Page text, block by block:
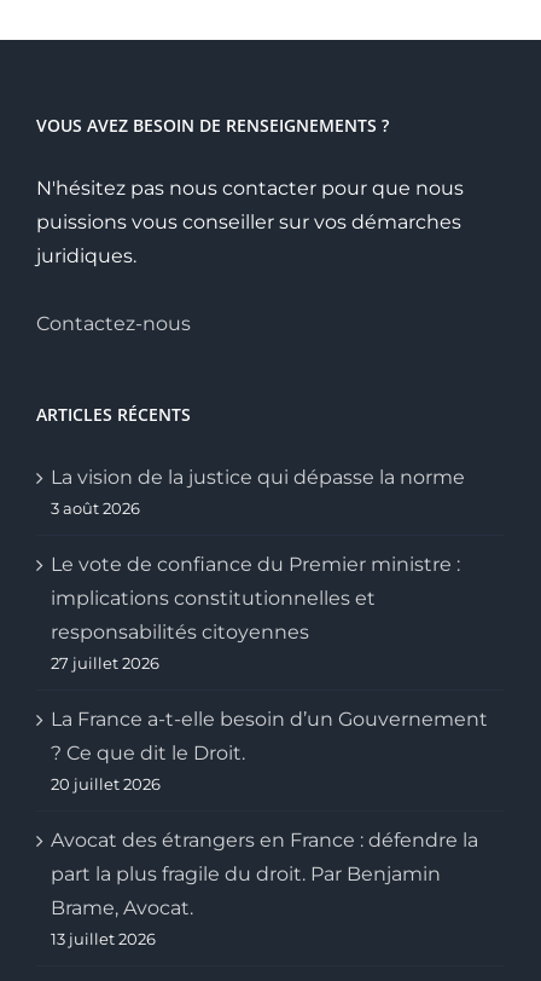
VOUS AVEZ BESOIN DE RENSEIGNEMENTS ?
N'hésitez pas nous contacter pour que nous
puissions vous conseiller sur vos démarches
juridiques.
Contactez-nous
ARTICLES RÉCENTS
La vision de la justice qui dépasse la norme
3 août 2026
Le vote de confiance du Premier ministre :
implications constitutionnelles et
responsabilités citoyennes
27 juillet 2026
La France a-t-elle besoin d’un Gouvernement
? Ce que dit le Droit.
20 juillet 2026
Avocat des étrangers en France : défendre la
part la plus fragile du droit. Par Benjamin
Brame, Avocat.
13 juillet 2026